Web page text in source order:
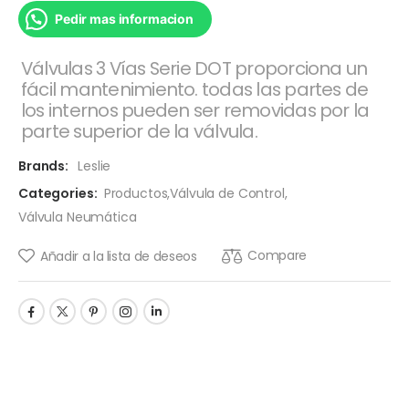
Pedir mas informacion
Válvulas 3 Vías Serie DOT proporciona un
fácil mantenimiento. todas las partes de
los internos pueden ser removidas por la
parte superior de la válvula.
Brands: Leslie
Categories: Productos,Válvula de Control,
Válvula Neumática
Añadir a la lista de deseos Compare